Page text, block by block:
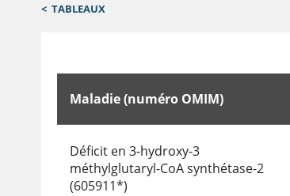
< TABLEAUX
Maladie (numéro OMIM)
Déficit en 3-hydroxy-3
méthylglutaryl-CoA synthétase-2
(605911*)